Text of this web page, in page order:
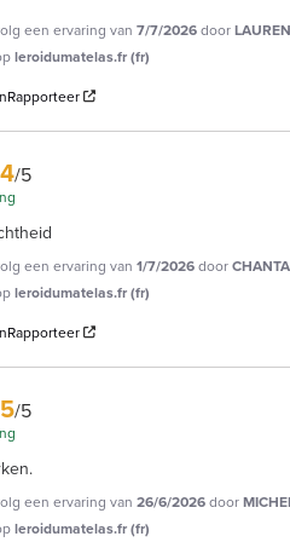
een ervaring van 7/7/2026door
leroidumatelas.fr (fr)
Rapporteer
4/5
een ervaring van 1/7/2026door
leroidumatelas.fr (fr)
Rapporteer
5/5
een ervaring van 26/6/2026door
leroidumatelas.fr (fr)